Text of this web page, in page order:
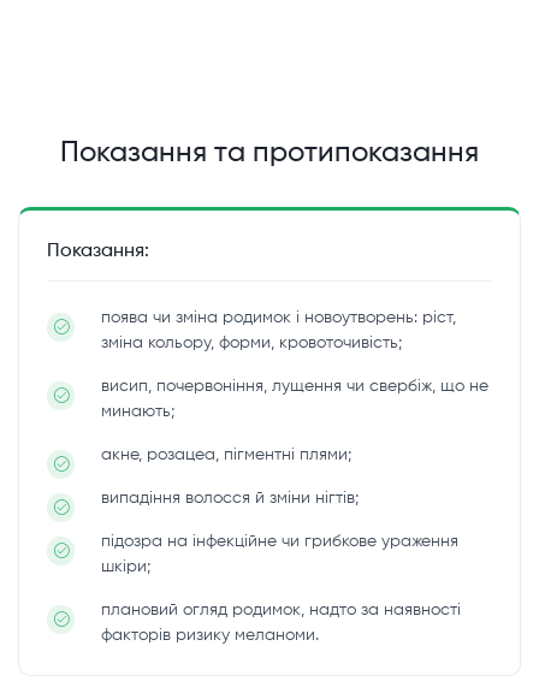
Показання та протипоказання
Показання:
поява чи зміна родимок і новоутворень: ріст,
зміна кольору, форми, кровоточивість;
висип, почервоніння, лущення чи свербіж, що не
минають;
акне, розацеа, пігментні плями;
випадіння волосся й зміни нігтів;
підозра на інфекційне чи грибкове ураження
шкіри;
плановий огляд родимок, надто за наявності
факторів ризику меланоми.